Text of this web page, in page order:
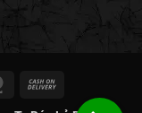
MasterCard